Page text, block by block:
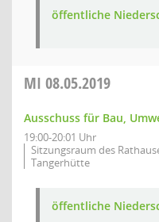
öffentliche
MI 08.05.2019
Ausschuss für Bau,
19:00-20:01 Uhr
Sitzungsraum des
Tangerhütte
öffentliche